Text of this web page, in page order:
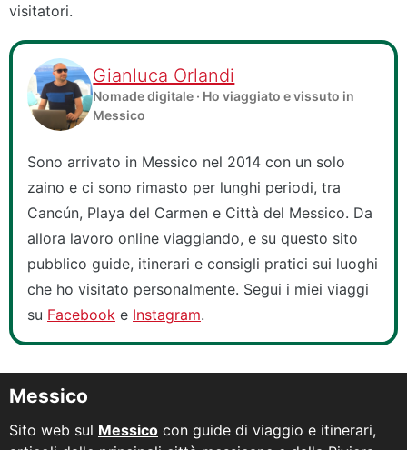
visitatori.
Gianluca Orlandi
Nomade digitale · Ho viaggiato e vissuto in
Messico
Sono arrivato in Messico nel 2014 con un solo
zaino e ci sono rimasto per lunghi periodi, tra
Cancún, Playa del Carmen e Città del Messico. Da
allora lavoro online viaggiando, e su questo sito
pubblico guide, itinerari e consigli pratici sui luoghi
che ho visitato personalmente. Segui i miei viaggi
su Facebook e Instagram.
Messico
Sito web sul Messico con guide di viaggio e itinerari,